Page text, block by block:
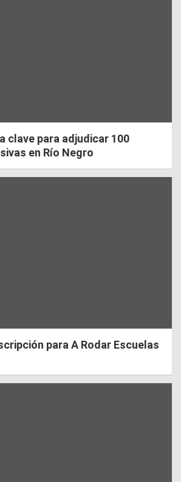
clave para adjudicar 100
en Río Negro
para A Rodar Escuelas